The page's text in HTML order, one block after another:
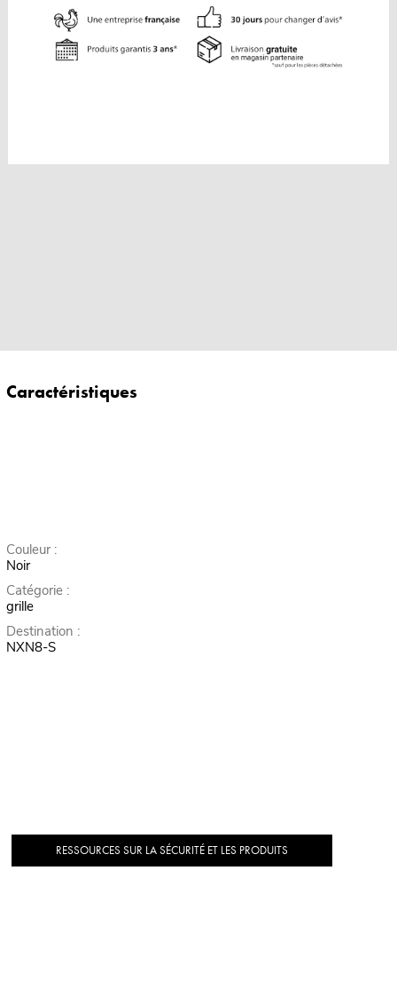
Caractéristiques
Couleur :
Noir
Catégorie :
grille
Destination :
NXN8-S
RESSOURCES SUR LA SÉCURITÉ ET LES PRODUITS